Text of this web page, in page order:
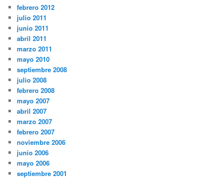
febrero 2012
julio 2011
junio 2011
abril 2011
marzo 2011
mayo 2010
septiembre 2008
julio 2008
febrero 2008
mayo 2007
abril 2007
marzo 2007
febrero 2007
noviembre 2006
junio 2006
mayo 2006
septiembre 2001